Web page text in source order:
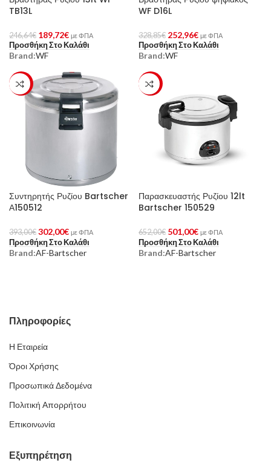
TB13L
246,64€ 189,72€ με ΦΠΑ
Προσθήκη Στο Καλάθι
Brand:WF
WF D16L
328,85€ 252,96€ με ΦΠΑ
Προσθήκη Στο Καλάθι
Brand:WF
-23%
Συντηρητής Ρυζίου Bartscher
Α150512
393,00€ 302,00€ με ΦΠΑ
Προσθήκη Στο Καλάθι
Brand:AF-Bartscher
-23%
Παρασκευαστής Ρυζίου 12lt
Bartscher 150529
652,00€ 501,00€ με ΦΠΑ
Προσθήκη Στο Καλάθι
Brand:AF-Bartscher
Πληροφορίες
Η Εταιρεία
Όροι Χρήσης
Προσωπικά Δεδομένα
Πολιτική Απορρήτου
Επικοινωνία
Εξυπηρέτηση